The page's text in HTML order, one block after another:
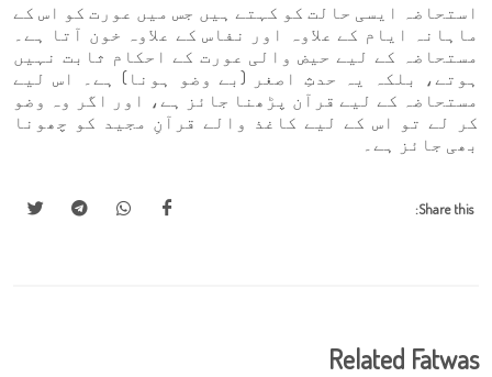
استحاضہ ایسی حالت کو کہتے ہیں جس میں عورت کو اس کے
ماہانہ ایام کے علاوہ اور نفاس کے علاوہ خون آتا ہے۔
مستحاضہ کے لیے حیض والی عورت کے احکام ثابت نہیں
ہوتے، بلکہ یہ حدثِ اصغر (بے وضو ہونا) ہے۔ اس لیے
مستحاضہ کے لیے قرآن پڑھنا جائز ہے، اور اگر وہ وضو
کر لے تو اس کے لیے کاغذ والے قرآنِ مجید کو چھونا
بھی جائز ہے۔
Share this:
Related Fatwas